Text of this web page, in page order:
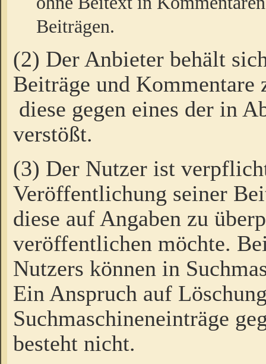
Beiträgen.
(2) Der Anbieter behält
Beiträge und Kommentare
diese gegen eines der in
verstößt.
(3) Der Nutzer ist
Veröffentlichung seiner
diese auf Angaben zu
veröffentlichen möchte.
Nutzers können in
Ein Anspruch auf
Suchmaschineneinträge
besteht nicht.